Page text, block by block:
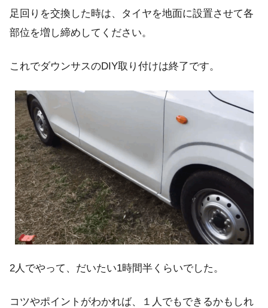
足回りを交換した時は、タイヤを地面に設置させて各
部位を増し締めしてください。
これでダウンサスのDIY取り付けは終了です。
2人でやって、だいたい1時間半くらいでした。
コツやポイントがわかれば、１人でもできるかもしれ